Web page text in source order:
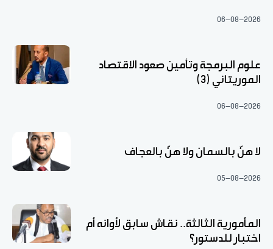
06-08-2026
علوم البرمجة وتأمين صعود الاقتصاد
الموريتاني (3)
06-08-2026
لا هنّ بالسمان ولا هنّ بالعجاف
05-08-2026
المأمورية الثالثة.. نقاش سابق لأوانه أم
اختبار للدستور؟